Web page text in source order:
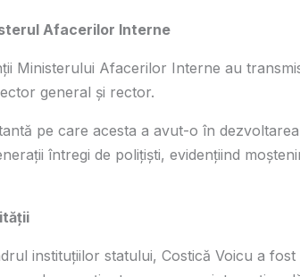
Afacerilor Interne
Ministerului Afacerilor Interne au
general și rector.
pe care acesta a avut-o în
întregi de polițiști, evidențiind
instituțiilor statului, Costică Voicu a fost